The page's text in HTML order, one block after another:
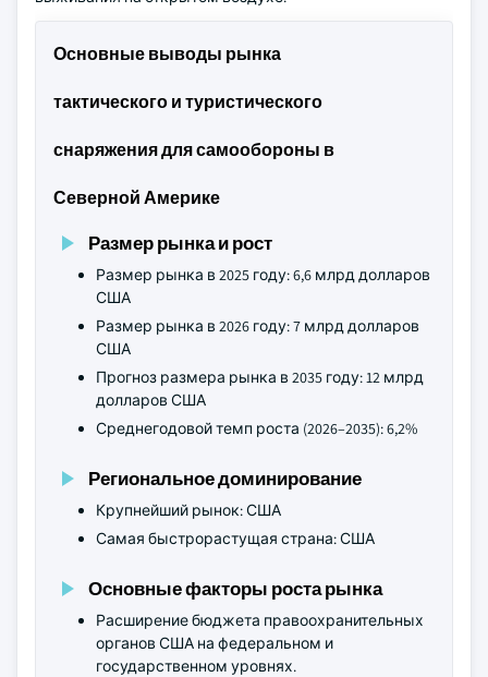
Основные выводы рынка
тактического и туристического
снаряжения для самообороны в
Северной Америке
Размер рынка и рост
Размер рынка в 2025 году: 6,6 млрд долларов
США
Размер рынка в 2026 году: 7 млрд долларов
США
Прогноз размера рынка в 2035 году: 12 млрд
долларов США
Среднегодовой темп роста (2026–2035): 6,2%
Региональное доминирование
Крупнейший рынок: США
Самая быстрорастущая страна: США
Основные факторы роста рынка
Расширение бюджета правоохранительных
органов США на федеральном и
государственном уровнях.